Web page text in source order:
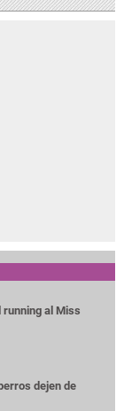
running al Miss
dejen de